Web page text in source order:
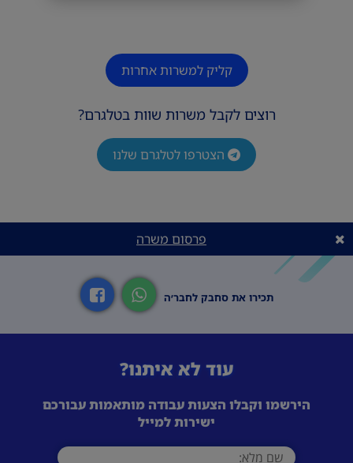
קליק למשרות אחרות
רוצים לקבל משרות שוות בטלגרם?
הצטרפו לטלגרם שלנו
פרסום משרה
תכירו את סחבק לחבר׳ה
עוד לא איתנו?
הירשמו וקבלו הצעות עבודה מותאמות עבורכם
ישירות למייל